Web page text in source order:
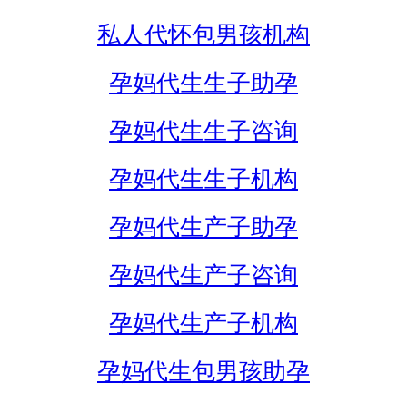
私人代怀包男孩机构
孕妈代生生子助孕
孕妈代生生子咨询
孕妈代生生子机构
孕妈代生产子助孕
孕妈代生产子咨询
孕妈代生产子机构
孕妈代生包男孩助孕